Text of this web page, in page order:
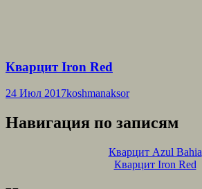
Кварцит Iron Red
24 Июл 2017koshmanaksor
Навигация по записям
Кварцит Azul Bahia
Кварцит Iron Red